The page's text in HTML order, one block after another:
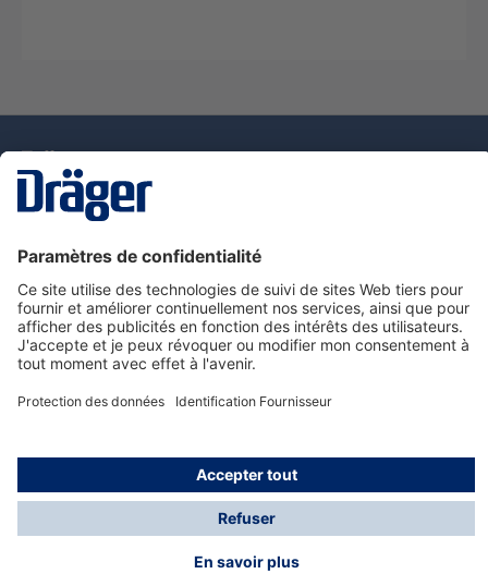
Nous contacter
Service de e-commande Dräger
Informations sur les produits
© Dräger France SAS, 2024
*Prix hors taxe. Frais de gestion et de livraison standard
offerts; Indépendamment de la valeur ou du volume de